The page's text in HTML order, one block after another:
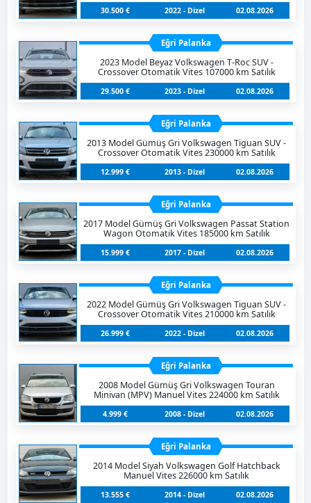
30.500 € 2022 - Dizel 02.08.2026
Eğri Palanka
2023 Model Beyaz Volkswagen T-Roc SUV -
Crossover Otomatik Vites 107000 km Satılık
29.500 € 2023 - Dizel 02.08.2026
Eğri Palanka
2013 Model Gümüş Gri Volkswagen Tiguan SUV -
Crossover Otomatik Vites 230000 km Satılık
12.999 € 2013 - Dizel 02.08.2026
Eğri Palanka
2017 Model Gümüş Gri Volkswagen Passat Station
Wagon Otomatik Vites 185000 km Satılık
15.999 € 2017 - Dizel 02.08.2026
Eğri Palanka
2022 Model Gümüş Gri Volkswagen Tiguan SUV -
Crossover Otomatik Vites 210000 km Satılık
26.999 € 2022 - Dizel 02.08.2026
Eğri Palanka
2008 Model Gümüş Gri Volkswagen Touran
Minivan (MPV) Manuel Vites 224000 km Satılık
4.999 € 2008 - Dizel 02.08.2026
Eğri Palanka
2014 Model Siyah Volkswagen Golf Hatchback
Manuel Vites 226000 km Satılık
13.555 € 2014 - Dizel 02.08.2026